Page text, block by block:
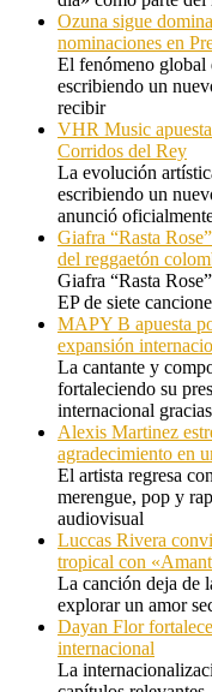
Ozuna sigue
nominaciones en
El fenómeno global
escribiendo un
recibir
VHR Music
Corridos del Rey
La evolución
escribiendo un
anunció
Giafra “Rasta
del reggaetón
Giafra “Rasta
EP de siete
MAPY B apuesta
expansión
La cantante y
fortaleciendo su
internacional
Alexis Martinez
agradecimiento en
El artista regresa
merengue, pop y
audiovisual
Luccas Rivera
tropical con
La canción deja de
explorar un amor
Dayan Flor
internacional
La